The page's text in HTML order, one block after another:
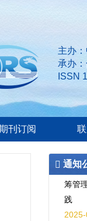
主办
承办
ISSN
刊订阅
通知
急管
截稿
《运
筹管
践
2025-